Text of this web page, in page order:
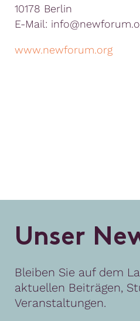
10178 Berlin
E-Mail:
www.newforum.org
Unser Ne
Bleiben Sie auf dem
aktuellen Beiträgen,
Veranstaltungen.